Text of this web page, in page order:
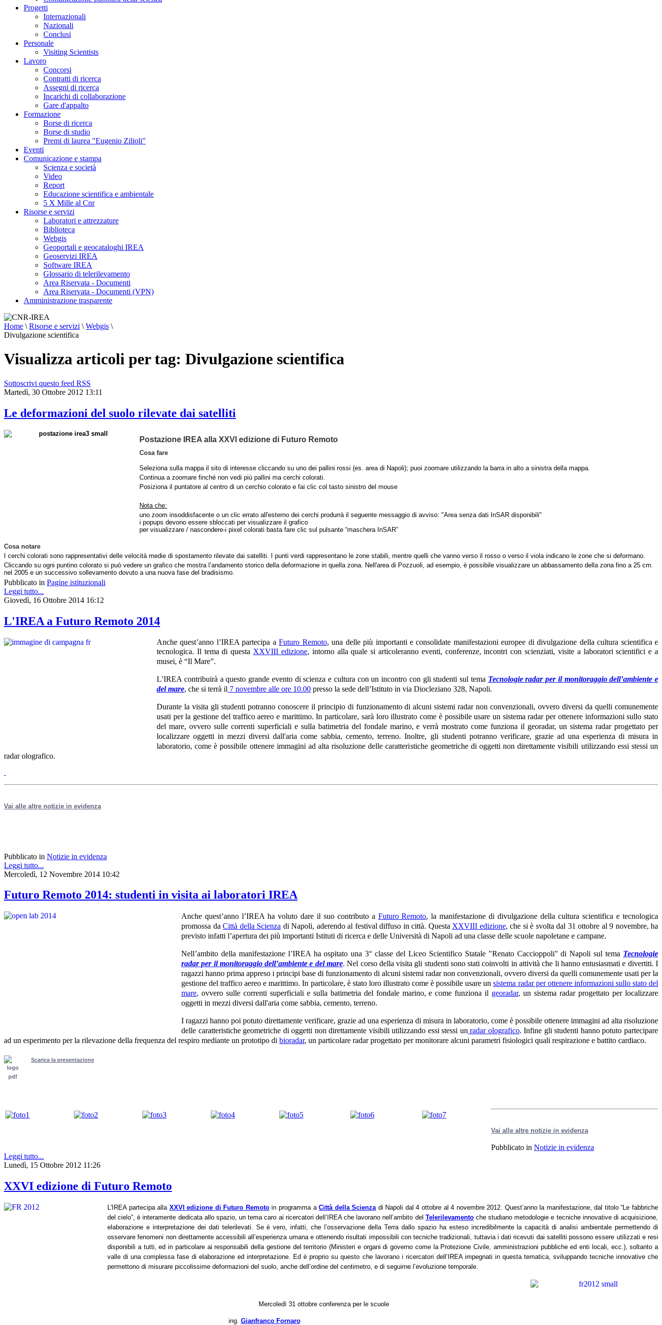
Progetti
Internazionali
Nazionali
Conclusi
Personale
Visiting Scientists
Lavoro
Concorsi
Contratti di ricerca
Assegni di ricerca
Incarichi di collaborazione
Gare d'appalto
Formazione
Borse di ricerca
Borse di studio
Premi di laurea "Eugenio Zilioli"
Eventi
Comunicazione e stampa
Scienza e società
Video
Report
Educazione scientifica e ambientale
5 X Mille al Cnr
Risorse e servizi
Laboratori e attrezzature
Biblioteca
Webgis
Geoportali e geocataloghi IREA
Geoservizi IREA
Software IREA
Glossario di telerilevamento
Area Riservata - Documenti
Area Riservata - Documenti (VPN)
Amministrazione trasparente
Home \ Risorse e servizi \ Webgis \
Divulgazione scientifica
Visualizza articoli per tag: Divulgazione scientifica
Sottoscrivi questo feed RSS
Martedì, 30 Ottobre 2012 13:11
Le deformazioni del suolo rilevate dai satelliti
Postazione IREA alla XXVI edizione di Futuro Remoto
Cosa fare
Seleziona sulla mappa il sito di interesse cliccando su uno dei pallini rossi (es. area di Napoli); puoi zoomare utilizzando la barra in alto a sinistra della mappa.
Continua a zoomare finché non vedi più pallini ma cerchi colorati.
Posiziona il puntatore al centro di un cerchio colorato e fai clic col tasto sinistro del mouse
Nota che:
uno zoom insoddisfacente o un clic errato all'esterno dei cerchi produrrà il seguente messaggio di avviso: "Area senza dati InSAR disponibili"
i popups devono essere sbloccati per visualizzare il grafico
per visualizzare / nascondere-i pixel colorati basta fare clic sul pulsante “maschera InSAR”
Cosa notare
I cerchi colorati sono rappresentativi delle velocità medie di spostamento rilevate dai satelliti. I punti verdi rappresentano le zone stabili, mentre quelli che vanno verso il rosso o verso il viola indicano le zone che si deformano.
Cliccando su ogni puntino colorato si può vedere un grafico che mostra l’andamento storico della deformazione in quella zona. Nell'area di Pozzuoli, ad esempio, è possibile visualizzare un abbassamento della zona fino a 25 cm.
nel 2005 e un successivo sollevamento dovuto a una nuova fase del bradisismo.
Pubblicato in Pagine istituzionali
Leggi tutto...
Giovedì, 16 Ottobre 2014 16:12
L'IREA a Futuro Remoto 2014
Anche quest’anno l’IREA partecipa aFuturo Remoto, una delle più importanti e consolidate manifestazioni europee di divulgazione della cultura scientifica e
tecnologica. Il tema di questa XXVIII edizione, intorno alla quale si articoleranno eventi, conferenze, incontri con scienziati, visite a laboratori scientifici e a
musei, è “Il Mare”.
L’IREA contribuirà a questo grande evento di scienza e cultura con un incontro con gli studenti sul tema Tecnologie radar per il monitoraggio dell’ambiente e
del mare, che si terrà il 7 novembre alle ore 10.00 presso la sede dell’Istituto in via Diocleziano 328, Napoli.
Durante la visita gli studenti potranno conoscere il principio di funzionamento di alcuni sistemi radar non convenzionali, ovvero diversi da quelli comunemente
usati per la gestione del traffico aereo e marittimo. In particolare, sarà loro illustrato come è possibile usare un sistema radar per ottenere informazioni sullo stato
del mare, ovvero sulle correnti superficiali e sulla batimetria del fondale marino, e verrà mostrato come funziona il georadar, un sistema radar progettato per
localizzare oggetti in mezzi diversi dall'aria come sabbia, cemento, terreno. Inoltre, gli studenti potranno verificare, grazie ad una esperienza di misura in
laboratorio, come è possibile ottenere immagini ad alta risoluzione delle caratteristiche geometriche di oggetti non direttamente visibili utilizzando essi stessi un
radar olografico.
Vai alle altre notizie in evidenza
Pubblicato in Notizie in evidenza
Leggi tutto...
Mercoledì, 12 Novembre 2014 10:42
Futuro Remoto 2014: studenti in visita ai laboratori IREA
Anche quest’anno l’IREA ha voluto dare il suo contributo a Futuro Remoto, la manifestazione di divulgazione della cultura scientifica e tecnologica
promossa da Città della Scienza di Napoli, aderendo al festival diffuso in città. Questa XXVIII edizione, che si è svolta dal 31 ottobre al 9 novembre, ha
previsto infatti l’apertura dei più importanti Istituti di ricerca e delle Università di Napoli ad una classe delle scuole napoletane e campane.
Nell’ambito della manifestazione l’IREA ha ospitato una 3° classe del Liceo Scientifico Statale "Renato Caccioppoli" di Napoli sul tema Tecnologie
radar per il monitoraggio dell’ambiente e del mare. Nel corso della visita gli studenti sono stati coinvolti in attività che li hanno entusiasmati e divertiti. I
ragazzi hanno prima appreso i principi base di funzionamento di alcuni sistemi radar non convenzionali, ovvero diversi da quelli comunemente usati per la
gestione del traffico aereo e marittimo. In particolare, è stato loro illustrato come è possibile usare unsistema radar per ottenere informazioni sullo stato del
mare, ovvero sulle correnti superficiali e sulla batimetria del fondale marino, e come funziona il georadar, un sistema radar progettato per localizzare
oggetti in mezzi diversi dall'aria come sabbia, cemento, terreno.
I ragazzi hanno poi potuto direttamente verificare, grazie ad una esperienza di misura in laboratorio, come è possibile ottenere immagini ad alta risoluzione
delle caratteristiche geometriche di oggetti non direttamente visibili utilizzando essi stessi un radar olografico. Infine gli studenti hanno potuto partecipare
ad un esperimento per la rilevazione della frequenza del respiro mediante un prototipo di bioradar, un particolare radar progettato per monitorare alcuni parametri fisiologici quali respirazione e battito cardiaco.
Scarica la presentazione
Vai alle altre notizie in evidenza
Pubblicato in Notizie in evidenza
Leggi tutto...
Lunedì, 15 Ottobre 2012 11:26
XXVI edizione di Futuro Remoto
L'IREA partecipa alla XXVI edizione di Futuro Remotoin programma aCittà della Scienzadi Napoli dal 4 ottobre al 4 novembre 2012. Quest’anno la manifestazione, dal titolo “Le fabbriche
del cielo”, è interamente dedicata allo spazio, un tema caro ai ricercatori dell’IREA che lavorano nell’ambito del Telerilevamentoche studiano metodologie e tecniche innovative di acquisizione,
elaborazione e interpretazione dei dati telerilevati. Se è vero, infatti, che l’osservazione della Terra dallo spazio ha esteso incredibilmente la capacità di analisi ambientale permettendo di
osservare fenomeni non direttamente accessibili all’esperienza umana e ottenendo risultati impossibili con tecniche tradizionali, tuttavia i dati ricevuti dai satelliti possono essere utilizzati e resi
disponibili a tutti, ed in particolare ai responsabili della gestione del territorio (Ministeri e organi di governo come la Protezione Civile, amministrazioni pubbliche ed enti locali, ecc.), soltanto a
valle di una complessa fase di elaborazione ed interpretazione. Ed è proprio su questo che lavorano i ricercatori dell’IREA impegnati in questa tematica, sviluppando tecniche innovative che
permettono di misurare piccolissime deformazioni del suolo, anche dell’ordine del centimetro, e di seguirne l’evoluzione temporale.
Mercoledì 31 ottobre conferenza per le scuole
ing. Gianfranco Fornaro